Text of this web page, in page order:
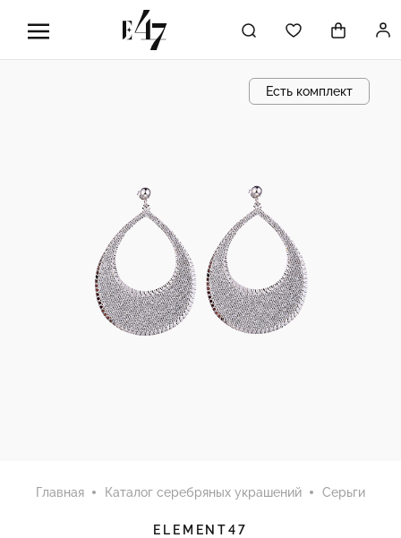
Есть комплект
Главная Каталог серебряных украшений Серьги
ELEMENT47